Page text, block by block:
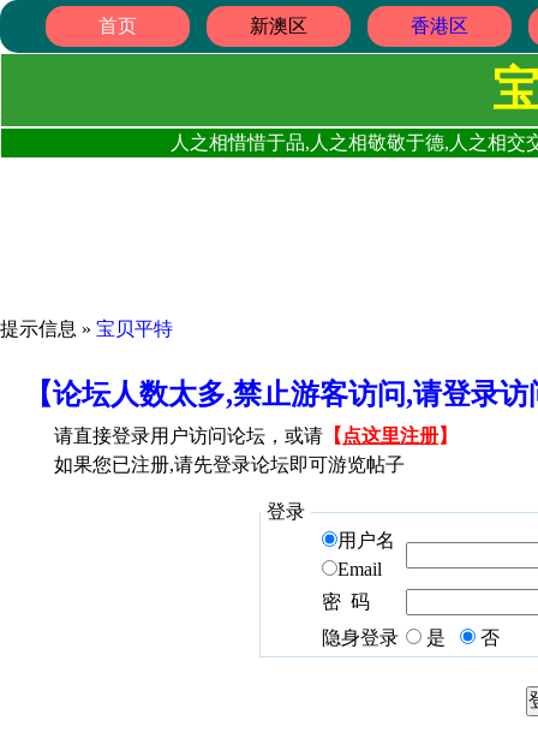
首页 新澳区 香港区
人之相惜惜于品,人之相敬敬于德,人之相
提示信息 » 宝贝平特
【论坛人数太多,禁止游客访问,请登录
请直接登录用户访问论坛，或请 【 点这里注册】
如果您已注册,请先登录论坛即可游览帖子
登录
用户名
Email
密 码
隐身登录
是 否